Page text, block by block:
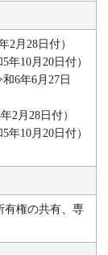
2月28日付）
月20日付）
6月27日
2月28日付）
月20日付）
有権の共有、専